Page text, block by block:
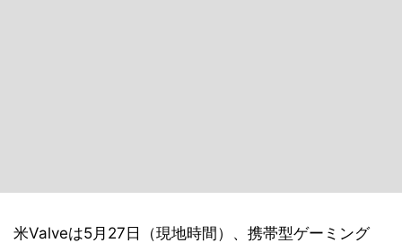
米Valveは5月27日（現地時間）、携帯型ゲーミング